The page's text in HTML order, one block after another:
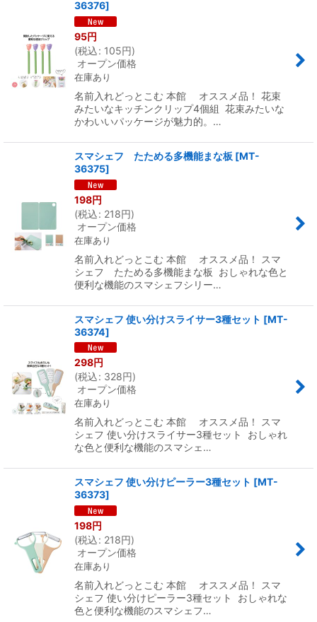
36376]
95円
(税込: 105円)
オープン価格
在庫あり
名前入れどっとこむ 本館 オススメ品！ 花束
みたいなキッチンクリップ4個組 花束みたいな
かわいいパッケージが魅力的。…
スマシェフ たためる多機能まな板 [MT-
36375]
198円
(税込: 218円)
オープン価格
在庫あり
名前入れどっとこむ 本館 オススメ品！ スマ
シェフ たためる多機能まな板 おしゃれな色と
便利な機能のスマシェフシリー…
スマシェフ 使い分けスライサー3種セット [MT-
36374]
298円
(税込: 328円)
オープン価格
在庫あり
名前入れどっとこむ 本館 オススメ品！ スマ
シェフ 使い分けスライサー3種セット おしゃれ
な色と便利な機能のスマシェ…
スマシェフ 使い分けピーラー3種セット [MT-
36373]
198円
(税込: 218円)
オープン価格
在庫あり
名前入れどっとこむ 本館 オススメ品！ スマ
シェフ 使い分けピーラー3種セット おしゃれな
色と便利な機能のスマシェフ…